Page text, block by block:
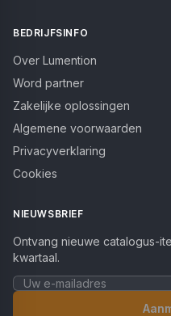
BEDRIJFSINFO
Over Lumention
Word partner
Zakelijke oplossingen
Algemene voorwaarden
Privacyverklaring
Cookies
NIEUWSBRIEF
Ontvang nieuwe catalogus-
kwartaal.